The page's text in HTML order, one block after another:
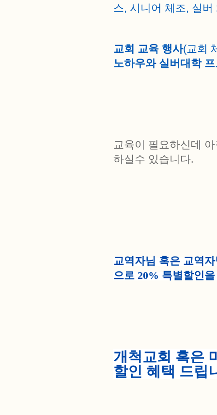
스, 시니어 체조, 실
교회 교육 행사(교회
노하우와 실버대학
교육이 필요하신데
하실수 있습니다.
교역자님 혹은 교역
으로 20% 특별할인
개척교회 혹은
할인 혜택 드립